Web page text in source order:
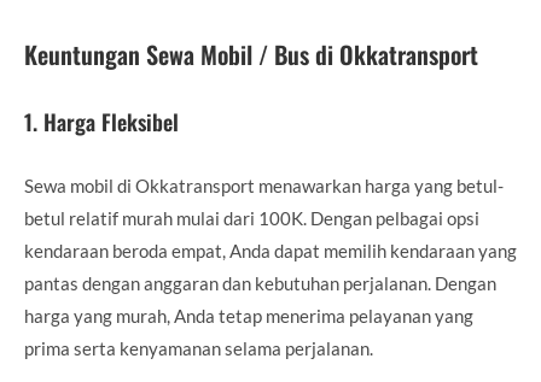
Keuntungan Sewa Mobil / Bus di Okkatransport
1. Harga Fleksibel
Sewa mobil di Okkatransport menawarkan harga yang betul-
betul relatif murah mulai dari 100K. Dengan pelbagai opsi
kendaraan beroda empat, Anda dapat memilih kendaraan yang
pantas dengan anggaran dan kebutuhan perjalanan. Dengan
harga yang murah, Anda tetap menerima pelayanan yang
prima serta kenyamanan selama perjalanan.